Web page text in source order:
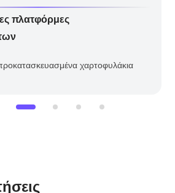
πλατφόρμες
εκμάθησηςεπαλήθευσηςχαρτοφυλάκια